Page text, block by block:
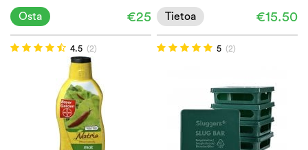
€25
Osta €15.50
Tietoa
4.5 (2) 5 (2)